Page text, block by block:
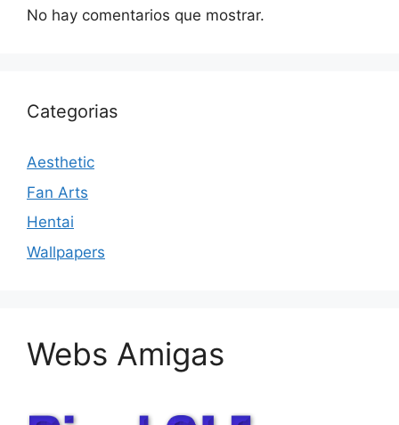
No hay comentarios que mostrar.
Categorias
Aesthetic
Fan Arts
Hentai
Wallpapers
Webs Amigas